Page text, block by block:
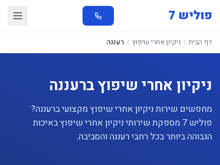
פוליש 7
דף הבית ניקיון אחרי שיפוץ רעננה
ניקיון אחרי שיפוץ ברעננה
מחפשים שירות ניקיון אחרי שיפוץ מקצועי ברעננה?
פוליש 7 מספקת שירותי ניקיון אחרי שיפוץ באיכות
הגבוהה ביותר בכל רחבי רעננה והסביבה.